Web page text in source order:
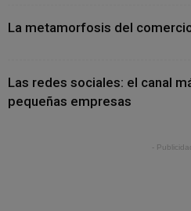
La metamorfosis del
Las redes sociales: el canal
pequeñas empresas
-